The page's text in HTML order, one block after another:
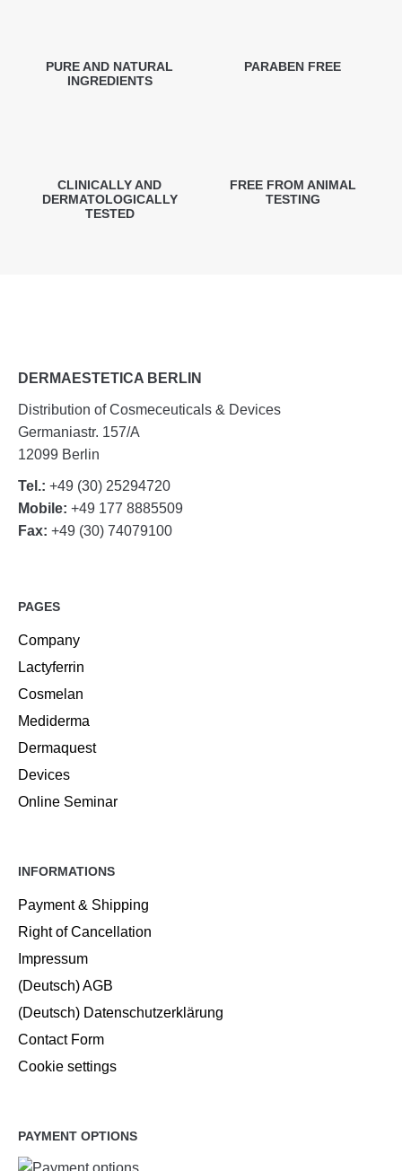
PURE AND NATURAL
INGREDIENTS
PARABEN FREE
CLINICALLY AND
DERMATOLOGICALLY
TESTED
FREE FROM ANIMAL
TESTING
DERMAESTETICA BERLIN
Distribution of Cosmeceuticals & Devices
Germaniastr. 157/A
12099 Berlin
Tel.: +49 (30) 25294720
Mobile: +49 177 8885509
Fax: +49 (30) 74079100
PAGES
Company
Lactyferrin
Cosmelan
Mediderma
Dermaquest
Devices
Online Seminar
INFORMATIONS
Payment & Shipping
Right of Cancellation
Impressum
(Deutsch) AGB
(Deutsch) Datenschutzerklärung
Contact Form
Cookie settings
PAYMENT OPTIONS